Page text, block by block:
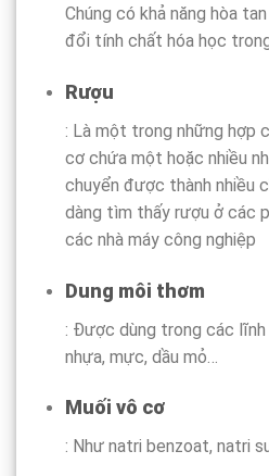
Chúng có khả năng hòa
đổi tính chất hóa học
Rượu
: Là một trong những hợp
cơ chứa một hoặc nhiều
chuyển được thành nhiều
dàng tìm thấy rượu ở các
các nhà máy công nghiệp
Dung môi thơm
: Được dùng trong các
nhựa, mực, dầu mỏ…
Muối vô cơ
: Như natri benzoat, natri